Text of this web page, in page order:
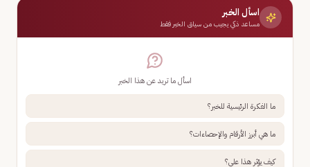
اسأل الخبر
مساعد ذكي يجيب من سياق الخبر فقط
اسأل ما تريد عن هذا الخبر
ما الفكرة الرئيسية للخبر؟
ما هي أبرز الأرقام والإحصاءات؟
كيف يؤثر هذا علي؟